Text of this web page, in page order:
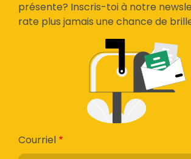
présente? Inscris-toi à notre
rate plus jamais une chance de
Courriel